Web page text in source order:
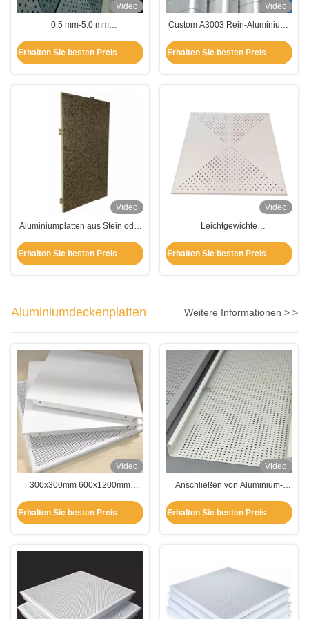
Video
0.5 mm-5.0 mm
Wohngebäude
Erhalten Sie besten Preis
Video
Custom A3003 Rein-Aluminium-
Fassadendekoration
Erhalten Sie besten Preis
Video
Aluminiumplatten aus Stein oder
und Dekoration
Erhalten Sie besten Preis
Video
Leichtgewichte
Perforierter
Aluminiumverbundplatten
Erhalten Sie besten Preis
Aluminiumdeckenplatten Weitere Informationen > >
Video
300x300mm 600x1200mm
Pulverbeschichtung gegen
Korrosion
Erhalten Sie besten Preis
Video
Anschließen von Aluminium-
Erhalten Sie besten Preis